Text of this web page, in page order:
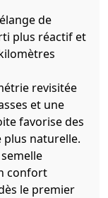
de
plus réactif et
revisitée
et une
favorise des
naturelle.
confort
le premier